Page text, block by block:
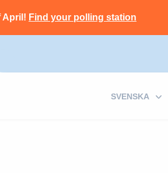
April! Find your polling station